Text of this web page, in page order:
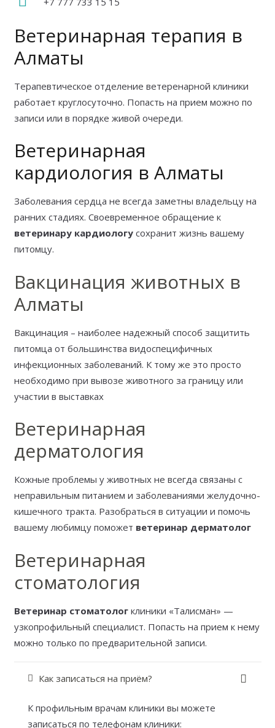
Ветеринарная терапия в
Алматы
Терапевтическое отделение ветеренарной клиники
работает круглосуточно. Попасть на прием можно по
записи или в порядке живой очереди.
Ветеринарная
кардиология в Алматы
Заболевания сердца не всегда заметны владельцу на
ранних стадиях. Своевременное обращение к
ветеринару кардиологусохранит жизнь вашему
питомцу.
Вакцинация животных в
Алматы
Вакцинация – наиболее надежный способ защитить
питомца от большинства видоспецифичных
инфекционных заболеваний. К тому же это просто
необходимо при вывозе животного за границу или
участии в выставках
Ветеринарная
дерматология
Кожные проблемы у животных не всегда связаны с
неправильным питанием и заболеваниями желудочно-
кишечного тракта. Разобраться в ситуации и помочь
вашему любимцу поможет ветеринар дерматолог
Ветеринарная
стоматология
Ветеринар стоматологклиники «Талисман» —
узкопрофильный специалист. Попасть на прием к нему
можно только по предварительной записи.
Как записаться на приём?
К профильным врачам клиники вы можете
записаться по телефонам клиники: